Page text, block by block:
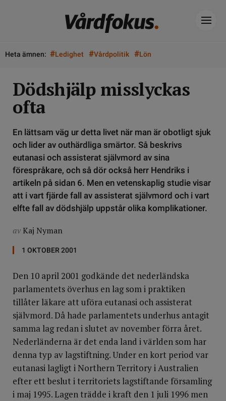
Heta ämnen: #Ledighet #Vårdpolitik #Lön
Dödshjälp misslyckas
ofta
En lättsam väg ur detta livet när man är obotligt sjuk
och lider av outhärdliga smärtor. Så beskrivs
eutanasi och assisterat självmord av sina
förespråkare, och så dör också herr Hendriks i
artikeln på sidan 6. Men en vetenskaplig studie visar
att i vart fjärde fall av assisterat självmord och i vart
elfte fall av dödshjälp uppstår olika komplikationer.
av Kaj Nyman
1 OKTOBER 2001
Den 10 april 2001 godkände det nederländska
parlamentets överhus en lag som i praktiken
tillåter läkare att uföra eutanasi och assisterat
självmord. Då hade parlamentets underhus antagit
samma lag redan i slutet av november förra året.
Nederländerna är det enda land i världen som har
denna typ av lagstiftning. Under en kort period var
eutanasi lagligt i Northern Territory i Australien
efter ett beslut i territoriets lagstiftande församling
i maj 1995. Lagen trädde i kraft den 1 juli 1996 men